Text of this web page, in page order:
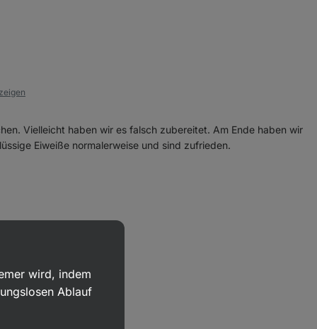
Vielleicht haben wir es falsch zubereitet. Am Ende haben wir
Eiweiße normalerweise und sind zufrieden.
wird, indem
Ablauf